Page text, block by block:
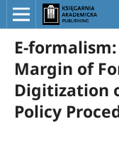
E-
Margin of
Digitization
Policy